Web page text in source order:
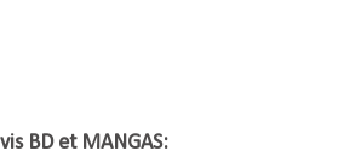
BD et MANGAS: